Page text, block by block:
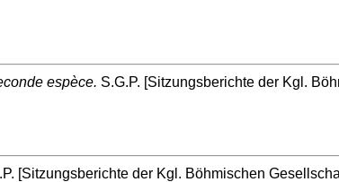
espèce. S.G.P. [Sitzungsberichte der Kgl.
[Sitzungsberichte der Kgl. Böhmischen